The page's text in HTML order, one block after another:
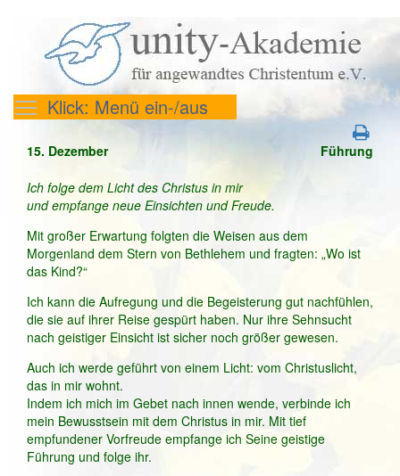
Klick: Menü ein-/aus
15. Dezember Führung
Ich folge dem Licht des Christus in mir
und empfange neue Einsichten und Freude.
Mit großer Erwartung folgten die Weisen aus dem
Morgenland dem Stern von Bethlehem und fragten: „Wo ist
das Kind?“
Ich kann die Aufregung und die Begeisterung gut nachfühlen,
die sie auf ihrer Reise gespürt haben. Nur ihre Sehnsucht
nach geistiger Einsicht ist sicher noch größer gewesen.
Auch ich werde geführt von einem Licht: vom Christuslicht,
das in mir wohnt.
Indem ich mich im Gebet nach innen wende, verbinde ich
mein Bewusstsein mit dem Christus in mir. Mit tief
empfundener Vorfreude empfange ich Seine geistige
Führung und folge ihr.